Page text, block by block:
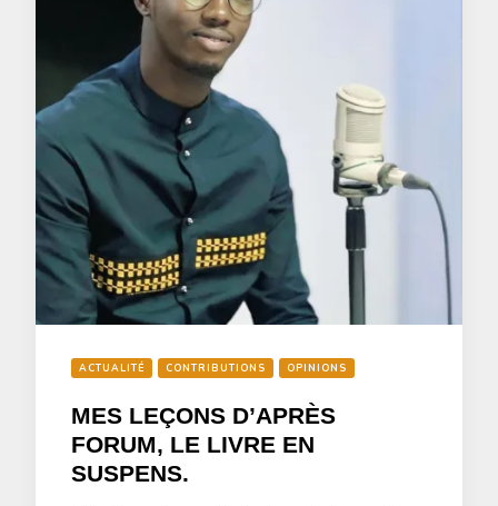
ACTUALITÉ CONTRIBUTIONS OPINIONS
MES LEÇONS D’APRÈS
FORUM, LE LIVRE EN
SUSPENS.